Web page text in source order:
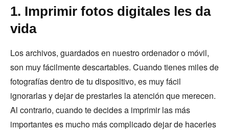
1. Imprimir fotos digitales les da
vida
Los archivos, guardados en nuestro ordenador o móvil,
son muy fácilmente descartables. Cuando tienes miles de
fotografías dentro de tu dispositivo, es muy fácil
ignorarlas y dejar de prestarles la atención que merecen.
Al contrario, cuando te decides a imprimir las más
importantes es mucho más complicado dejar de hacerles